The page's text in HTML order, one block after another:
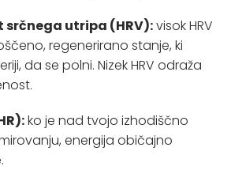
utripa (HRV):visok HRV
regenerirano stanje, ki
da se polni. Nizek HRV odraža
ko je nad tvojo izhodiščno
energija običajno